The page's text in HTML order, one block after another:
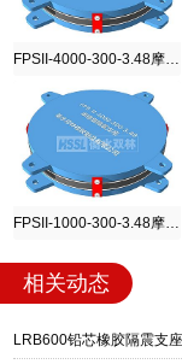
相关动态